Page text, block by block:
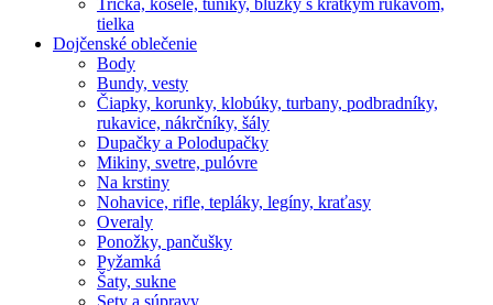
tielka
Dojčenské oblečenie
Body
Bundy, vesty
Čiapky, korunky, klobúky, turbany, podbradníky,
rukavice, nákrčníky, šály
Dupačky a Polodupačky
Mikiny, svetre, pulóvre
Na krstiny
Nohavice, rifle, tepláky, legíny, kraťasy
Overaly
Ponožky, pančušky
Pyžamká
Šaty, sukne
Sety a súpravy